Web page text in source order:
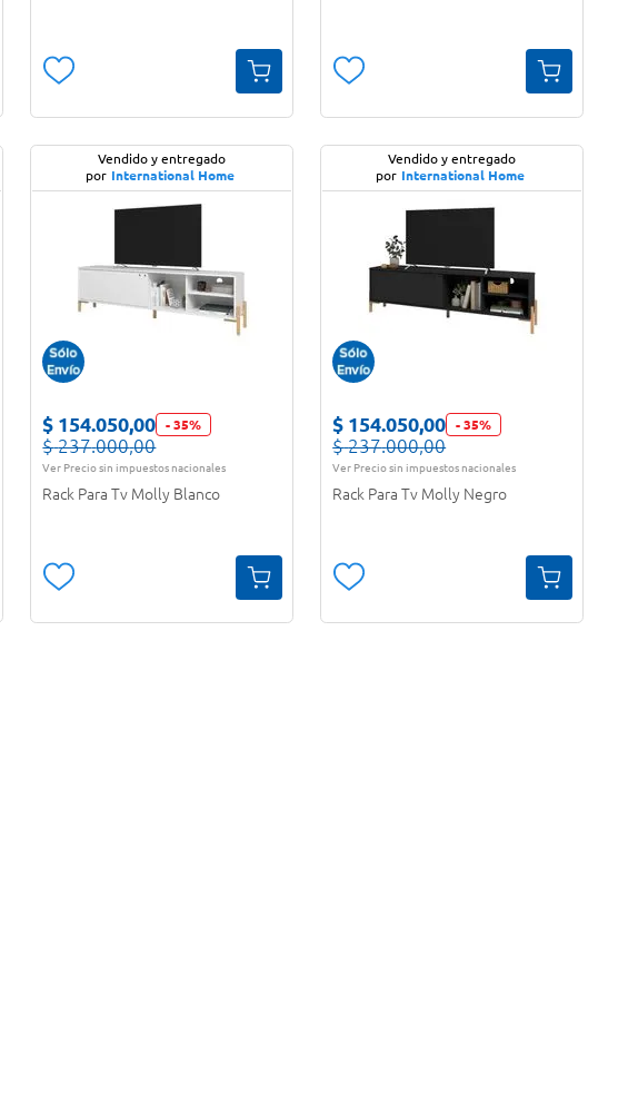
Vendido y entregado
por International Home
$ 154.050,00 -35%
$ 237.000,00
Ver Precio sin impuestos nacionales
Rack Para Tv Molly Blanco
Vendido y entregado
por International Home
$ 154.050,00 -35%
$ 237.000,00
Ver Precio sin impuestos nacionales
Rack Para Tv Molly Negro